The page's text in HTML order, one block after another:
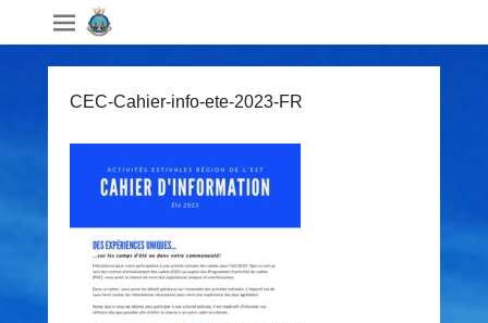
CEC-Cahier-info-ete-2023-FR